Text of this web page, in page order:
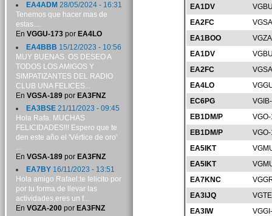
EA1DV
EA2FC
EA1BOO
EA1DV
EA2FC
EA4LO
EC6PG
EB1DM/P
EB1DM/P
EA5IKT
EA5IKT
EA7KNC
EA3IJQ
EA3IW
EA4ADM 28/05/2024 - 16:31
Tenemos que hacer mas de
estas....
En VGGU-173por EA4LO
EA4BBB 15/12/2023 - 10:56
MUY BUENAS. OS DESEO A
TODOS LOS AMIGOS Y
SIMPATIZANTES DEL RADIO
CLUB UNA FELICES...
En VGSA-189por EA3FNZ
EA3BSE21/11/2023 - 09:45
Hola Rafa. MUCHAS
FELICIDADES!!! Espero que te
den este año el 'Vértice de oro'
...
En VGSA-189por EA3FNZ
EA7BY16/11/2023 - 13:51
Hola amigo Rafael:te felicito por
por tu forma de llevar las
actividades,eres un f...
En VGZA-200por EA3FNZ